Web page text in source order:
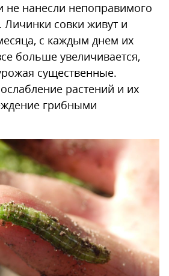
не нанесли непоправимого
Личинки совки живут и
с каждым днем их
больше увеличивается,
существенные.
растений и их
грибными